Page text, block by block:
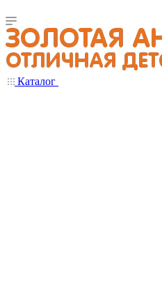
Каталог